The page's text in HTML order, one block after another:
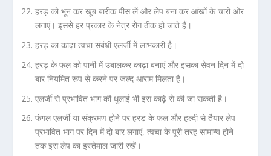
हरड़ को भून कर खूब बारीक पीस लें और लेप बना कर आंखों के चारो ओर
लगाएं। इससे हर प्रकार के नेत्र रोग ठीक हो जाते हैं।
हरड़ का काढ़ा त्वचा संबंधी एलर्जी में लाभकारी है।
हरड़ के फल को पानी में उबालकर काढ़ा बनाएं और इसका सेवन दिन में दो
बार नियमित रूप से करने पर जल्द आराम मिलता है।
एलर्जी से प्रभावित भाग की धुलाई भी इस काढ़े से की जा सकती है।
फंगल एलर्जी या संक्रमण होने पर हरड़ के फल और हल्दी से तैयार लेप
प्रभावित भाग पर दिन में दो बार लगाएं, त्वचा के पूरी तरह सामान्य होने
तक इस लेप का इस्तेमाल जारी रखें।